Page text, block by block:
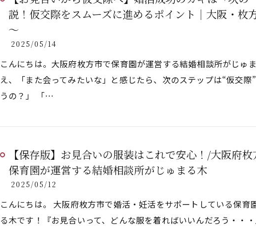
説！仮交際をスムーズに進めるポイント｜大阪・枚
～
2025/05/14
こんにちは。大阪府枚方市で保育園が運営する結婚相談所がじゅ
え、「また会ってみたいな」と感じたら、次のステップは“仮交
うの？」 「…
【保存版】お見合いの服装はこれで安心！/大阪府
保育園が運営する結婚相談所がじゅまる木
2025/05/12
こんにちは。 大阪府枚方市で婚活・妊活をサポートしている保育
る木です！『お見合いって、どんな服を着ればいいんだろう・・